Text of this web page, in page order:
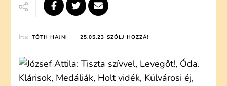
Írta: TÓTH HAJNI 25.05.23 SZÓLJ HOZZÁ!
LEVEGŐT!
(ELEMZÉS)